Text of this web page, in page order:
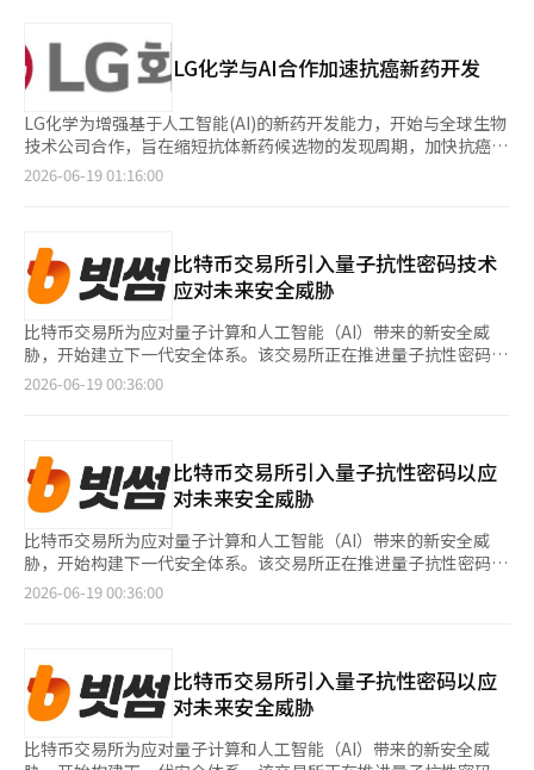
后做出的。 此举引发了欧洲和硅谷的担忧，认为美国政府可能会
阻止友国的非美国客户接触最新的AI模型。 法国总统埃马纽埃尔·
马克龙对此表示，앤트로픽事件清晰地展示了美国及G7盟国面临的
挑战。他警告称，如果美国在某一天突然关闭开关，主导AI竞争的
美国大型科技公司也将受到影响。 马克龙还表示，与包括特朗普
总统在内的G7领导人的讨论富有成效，但在如何处理先进AI模型
方面尚未达成共识。他指出，需要对人工智能实施更强有力的监
的风险，并共同制定标准。” 印度总理纳伦德拉·莫迪也对美国
对앤트로픽 AI模型的封锁表示关切，强调民主国家应能够接触AI模
型以保护关键基础设施。 会议上，各国如何确保可控的AI技术供应
表示：“当供应链相互交织时，是否能确保对方无法阻止自己是一
个反复被提及的问题。”他指出，主要是非美国的与会者提出了这
一问题。 《金融时报》指出，此次讨论将美国的AI出口管制和盟国
存在冲突。※ 本报道经人工智能（AI）系统翻译与编辑。
使。 Lab-Genius是一家基于AI的新药开发生物技术公司，开发并
运营了结合机器学习和高速大规模实验技术的平台“EVA™”。 LG
化学表示，AI能够设计、制造和机器人测试多种抗体，并通过机器
学习分析这些结果，从而在下一轮设计中反映这些数据，通过反复
的研究周期快速得出最佳候选物。此外，还可以更精确地分析候选
物的药效、毒性、反应模式以及不同患者群体的敏感性等。 通过
这一方式，LG化学计划将通常需要超过5年的抗体新药候选物发现
域，快速发现比现有新药物更有效且毒性更低的新药候选物。”※
本报道经人工智能（AI）系统翻译与编辑。
LG化学与AI合作加速抗癌新药开发
LG化学为增强基于人工智能(AI)的新药开发能力，开始与全球生物
技术公司合作，旨在缩短抗体新药候选物的发现周期，加快抗癌药
物的开发速度。 LG化学于18日宣布，与英国的Lab-Genius
的行使。 Lab-Genius是一家基于AI的新药开发生物技术公司，开
发并运营了结合机器学习和高速大规模实验技术的平
台“EVA™”。 LG化学表示，AI能够设计、制造和机器人测试多种
抗体，随后通过机器学习分析这些结果，并将数据反馈到下一轮设
计中，从而快速得出最佳候选物。此外，还可以更精确地分析候选
物的药效、毒性、反应模式及患者群体的敏感性等。 通过这一方
式，LG化学计划将通常需要超过5年的抗体新药候选物发现周期缩
速发现比现有新药物更有效且毒性更低的新药候选物。”※ 本报
道经人工智能（AI）系统翻译与编辑。
2026-06-19 01:16:00
比特币交易所引入量子抗性密码技术
应对未来安全威胁
比特币交易所为应对量子计算和人工智能（AI）带来的新安全威
胁，开始建立下一代安全体系。该交易所正在推进量子抗性密码
（PQC）的引入和基于AI的安全运营自动化，以加快未来安全能力
学的金承周教授外，还有KAIST的姜敏锡教授、首尔科技大学的孙
基旭教授、首尔女子大学的姜恩成教授等学术专家，以及信息安全
首席官（CISO）李基泽和主要高管出席。会议重点讨论了为应对
量子计算时代而引入量子抗性密码的方案。比特币交易所计划在未
来的制度化过程中，考虑到算法变更的可能性，分析性能影响，并
进行分阶段的试点测试，实施“量子准备”战略。与会者还重点讨
论了利用AI进行的网络攻击增加的问题。由于攻击者利用AI探索漏
产行业首次引入的漏洞奖励（安全漏洞举报奖励制度）的运营成果
及未来扩展计划。比特币交易所计划通过内部和外部活动，促进健
康的漏洞举报文化，增强主动的安全响应能力。比特币交易所相关
人士表示：“通过此次咨询委员会，我们制定了在下一代技术安全
及制度合规方面引领行业的具体执行路线图，并将结合外部专家的
2026-06-19 00:36:00
比特币交易所引入量子抗性密码以应
对未来安全威胁
比特币交易所为应对量子计算和人工智能（AI）带来的新安全威
胁，开始构建下一代安全体系。该交易所正在推进量子抗性密码
（PQC）的引入和基于AI的安全运营自动化，以加快未来安全能力
所代表李在元和高丽大学教授金承周，以及KAIST教授姜敏锡、首
尔科技大学教授孙基旭、首尔女子大学教授姜恩成等学界专家，以
及信息安全首席官（CISO）李基泽和主要高管出席了会议。会议
重点讨论了为应对量子计算时代而引入量子抗性密码的方案。比特
2026-06-19 00:36:00
比特币交易所引入量子抗性密码以应
对未来安全威胁
比特币交易所为应对量子计算和人工智能（AI）带来的新安全威